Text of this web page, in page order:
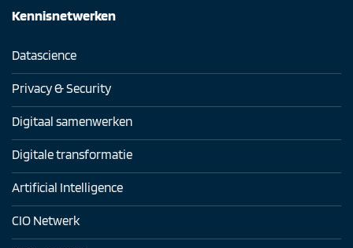
Kennisnetwerken
Datascience
Privacy & Security
Digitaal samenwerken
Digitale transformatie
Artificial Intelligence
CIO Netwerk